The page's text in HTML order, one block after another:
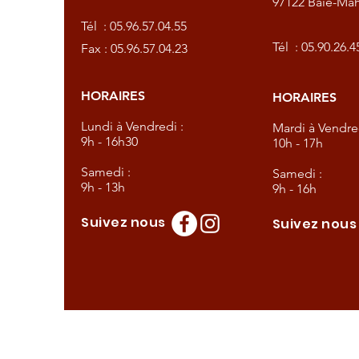
Tél :05.96.57.04.55
Fax : 05.96.57.04.23
HORAIRES
Lundi à Vendredi :
9h - 16h30
Samedi :
9h - 13h
Suivez nous
Tél :
HORAIRES
Mardi à
10h - 17h
Samedi :
9h - 16h
Suivez nous